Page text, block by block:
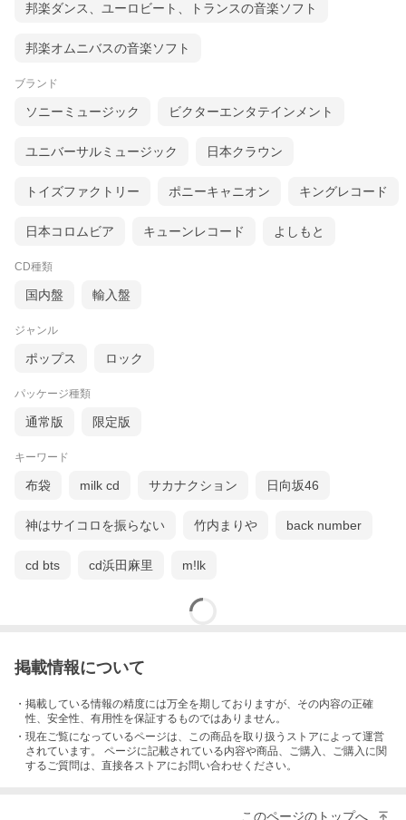
邦楽ダンス、ユーロビート、トランスの音楽ソフト
邦楽オムニバスの音楽ソフト
ブランド
ソニーミュージック ビクターエンタテインメント
ユニバーサルミュージック 日本クラウン
トイズファクトリー ポニーキャニオン キングレコード
日本コロムビア キューンレコード よしもと
CD種類
国内盤 輸入盤
ジャンル
ポップス ロック
パッケージ種類
通常版 限定版
キーワード
布袋 milk cd サカナクション 日向坂46
神はサイコロを振らない 竹内まりや back number
cd bts cd浜田麻里 m!lk
掲載情報について
・掲載している情報の精度には万全を期しておりますが、その内容の正確
性、安全性、有用性を保証するものではありません。
・現在ご覧になっているページは、この商品を取り扱うストアによって運営
されています。 ページに記載されている内容や商品、ご購入 、ご購入に関
するご質問は、直接各ストアにお問い合わせください。
このページのトップへ